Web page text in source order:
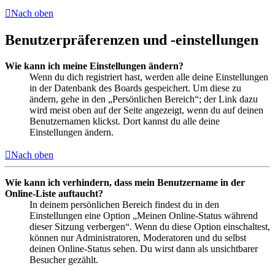
Nach oben
Benutzerpräferenzen und -einstellungen
Wie kann ich meine Einstellungen ändern?
Wenn du dich registriert hast, werden alle deine Einstellungen
in der Datenbank des Boards gespeichert. Um diese zu
ändern, gehe in den „Persönlichen Bereich“; der Link dazu
wird meist oben auf der Seite angezeigt, wenn du auf deinen
Benutzernamen klickst. Dort kannst du alle deine
Einstellungen ändern.
Nach oben
Wie kann ich verhindern, dass mein Benutzername in der
Online-Liste auftaucht?
In deinem persönlichen Bereich findest du in den
Einstellungen eine Option „Meinen Online-Status während
dieser Sitzung verbergen“. Wenn du diese Option einschaltest,
können nur Administratoren, Moderatoren und du selbst
deinen Online-Status sehen. Du wirst dann als unsichtbarer
Besucher gezählt.